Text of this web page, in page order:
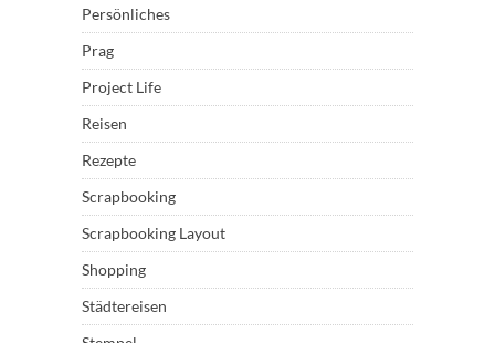
Persönliches
Prag
Project Life
Reisen
Rezepte
Scrapbooking
Scrapbooking Layout
Shopping
Städtereisen